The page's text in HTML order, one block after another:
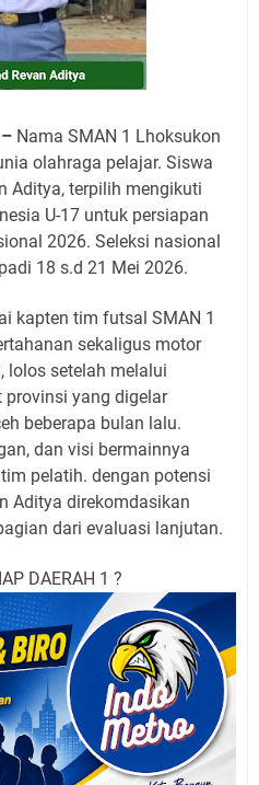
Nama SMAN 1 Lhoksukon
olahraga pelajar. Siswa
Aditya, terpilih mengikuti
U-17 untuk persiapan
2026. Seleksi nasional
18 s.d 21 Mei 2026.
kapten tim futsal SMAN 1
sekaligus motor
lolos setelah melalui
yang digelar
beberapa bulan lalu.
dan visi bermainnya
pelatih. dengan potensi
Aditya direkomdasikan
dari evaluasi lanjutan.
DAERAH 1 ?